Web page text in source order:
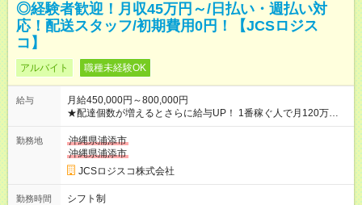
◎経験者歓迎！月収45万円～/日払い・週払い対
応！配送スタッフ/初期費用0円！【JCSロジス
コ】
アルバイト 職種未経験OK
給与
月給450,000円～800,000円
★配達個数が増えるとさらに給与UP！ 1番稼ぐ人で月120万ほ
ど！ ・主要都市エリア 月収55万円／週5日稼働 月収65万~112
万円／週6日稼働 ・地方郊外エリア 月収40万円／週5日稼働 月
収40万円~50万円／週6日稼働 ＜モデルイメージ＞ ■月収50万
円 (27歳男性/江東区在住)※元建築関係 1日150個配達×25日勤務
(日休み) ■月収80万円(43歳男性/墨田区在住)※元営業 1日200個
勤務地
沖縄県浦添市
沖縄県浦添市
JCSロジスコ株式会社
勤務時間
シフト制